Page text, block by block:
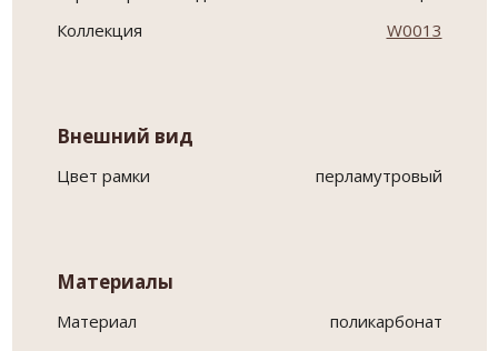
Коллекция
W0013
Внешний вид
Цвет рамки перламутровый
Материалы
Материал поликарбонат